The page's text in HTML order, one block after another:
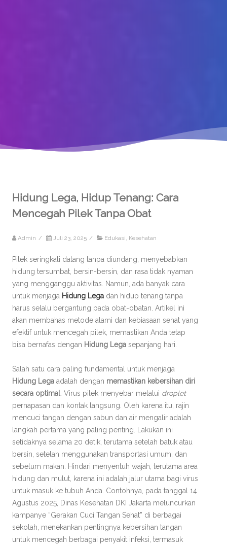
Hidung Lega, Hidup Tenang: Cara
Mencegah Pilek Tanpa Obat
Admin / Juli 23, 2025 / Edukasi, Kesehatan
Pilek seringkali datang tanpa diundang, menyebabkan
hidung tersumbat, bersin-bersin, dan rasa tidak nyaman
yang mengganggu aktivitas. Namun, ada banyak cara
untuk menjaga Hidung Lega dan hidup tenang tanpa
harus selalu bergantung pada obat-obatan. Artikel ini
akan membahas metode alami dan kebiasaan sehat yang
efektif untuk mencegah pilek, memastikan Anda tetap
bisa bernafas dengan Hidung Lega sepanjang hari.
Salah satu cara paling fundamental untuk menjaga
Hidung Lega adalah dengan memastikan kebersihan diri
secara optimal . Virus pilek menyebar melalui droplet
pernapasan dan kontak langsung. Oleh karena itu, rajin
mencuci tangan dengan sabun dan air mengalir adalah
langkah pertama yang paling penting. Lakukan ini
setidaknya selama 20 detik, terutama setelah batuk atau
bersin, setelah menggunakan transportasi umum, dan
sebelum makan. Hindari menyentuh wajah, terutama area
hidung dan mulut, karena ini adalah jalur utama bagi virus
untuk masuk ke tubuh Anda. Contohnya, pada tanggal 14
Agustus 2025, Dinas Kesehatan DKI Jakarta meluncurkan
kampanye “Gerakan Cuci Tangan Sehat” di berbagai
sekolah, menekankan pentingnya kebersihan tangan
untuk mencegah berbagai penyakit infeksi, termasuk